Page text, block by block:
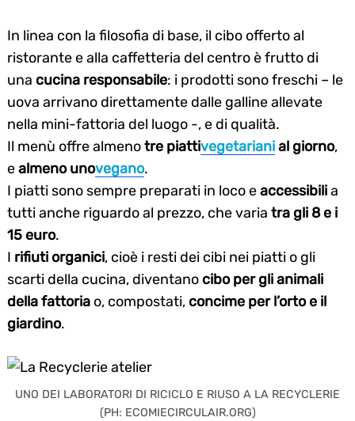
In linea con la filosofia di base, il cibo offerto al
ristorante e alla caffetteria del centro è frutto di
una cucina responsabile: i prodotti sono freschi – le
uova arrivano direttamente dalle galline allevate
nella mini-fattoria del luogo -, e di qualità.
Il menù offre almenotre piattivegetarianial giorno,
ealmeno unovegano.
I piatti sono sempre preparati in loco eaccessibilia
tutti anche riguardo al prezzo, che varia tra gli 8 e i
15 euro.
I rifiuti organici, cioè i resti dei cibi nei piatti o gli
scarti della cucina, diventano cibo per gli animali
della fattoria o, compostati, concime per l’orto e il
giardino.
UNO DEI LABORATORI DI RICICLO E RIUSO A LA RECYCLERIE
(PH: ECOMIECIRCULAIR.ORG)